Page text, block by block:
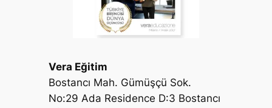
Vera Eğitim
Bostancı Mah. Gümüşçü Sok.
No:29 Ada Residence D:3 Bostancı